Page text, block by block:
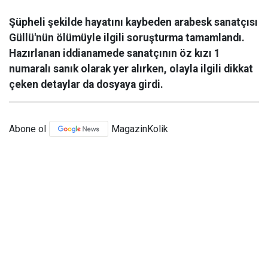
Şüpheli şekilde hayatını kaybeden arabesk sanatçısı
Güllü'nün ölümüyle ilgili soruşturma tamamlandı.
Hazırlanan iddianamede sanatçının öz kızı 1
numaralı sanık olarak yer alırken, olayla ilgili dikkat
çeken detaylar da dosyaya girdi.
Abone ol MagazinKolik